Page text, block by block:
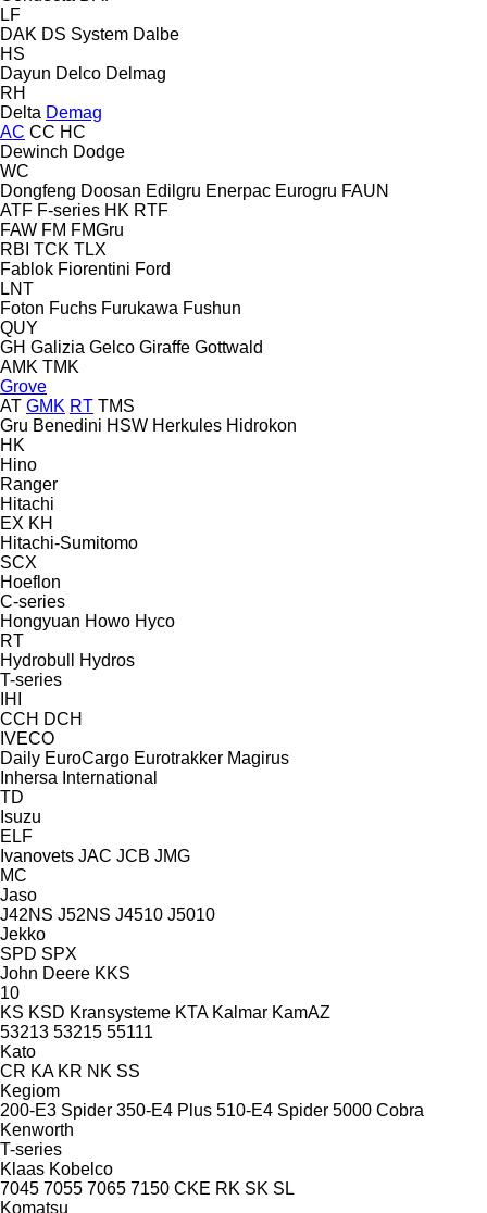
LF
DAK DS System Dalbe
HS
Dayun Delco Delmag
RH
Delta Demag
AC CC HC
Dewinch Dodge
WC
Dongfeng Doosan Edilgru Enerpac Eurogru FAUN
ATF F-series HK RTF
FAW FM FMGru
RBI TCK TLX
Fablok Fiorentini Ford
LNT
Foton Fuchs Furukawa Fushun
QUY
GH Galizia Gelco Giraffe Gottwald
AMK TMK
Grove
AT GMK RT TMS
Gru Benedini HSW Herkules Hidrokon
HK
Hino
Ranger
Hitachi
EX KH
Hitachi-Sumitomo
SCX
Hoeflon
C-series
Hongyuan Howo Hyco
RT
Hydrobull
Hydros
T-series
IHI
CCH DCH
IVECO
Daily EuroCargo Eurotrakker Magirus
Inhersa International
TD
Isuzu
ELF
Ivanovets JAC JCB JMG
MC
Jaso
J42NS J52NS J4510 J5010
Jekko
SPD SPX
John Deere KKS
10
KS KSD Kransysteme KTA Kalmar KamAZ
53213 53215 55111
Kato
CR KA KR NK SS
Kegiom
200-E3 Spider 350-E4 Plus 510-E4 Spider 5000 Cobra
Kenworth
T-series
Klaas Kobelco
7045 7055 7065 7150 CKE RK SK SL
Komatsu